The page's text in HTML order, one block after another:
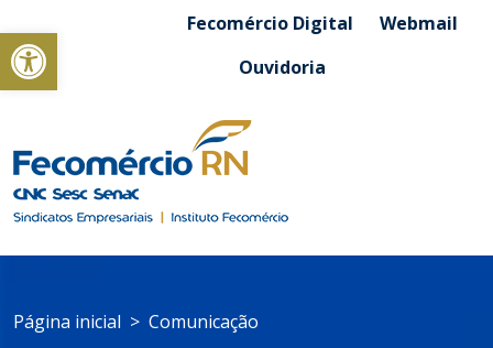
Abrir a barra de ferramentasFecomércio Digital
Webmail
Ouvidoria
Página inicial Comunicação